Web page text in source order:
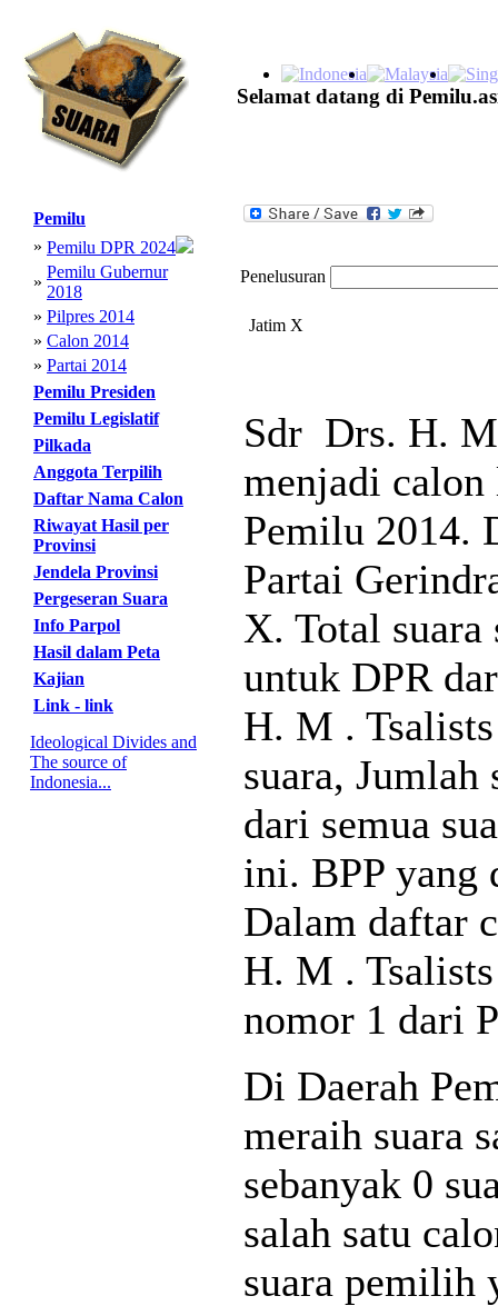
Selamat datang di
Pemilu
» Pemilu DPR 2024
»
Pemilu Gubernur
2018
» Pilpres 2014
» Calon 2014
» Partai 2014
Pemilu Presiden
Pemilu Legislatif
Pilkada
Anggota Terpilih
Daftar Nama Calon
Riwayat Hasil per
Provinsi
Jendela Provinsi
Pergeseran Suara
Info Parpol
Hasil dalam Peta
Kajian
Link - link
Ideological Divides and
The source of
Indonesia...
Penelusuran
Jatim X
Sdr Drs. H.
menjadi
Pemilu 2014.
Partai
X. Total suara
untuk DPR
H. M .
suara, Jumlah
dari semua
ini. BPP yang
Dalam daftar
H. M .
nomor 1 dari
Di Daerah
meraih suara
sebanyak 0
salah satu
suara pemilih